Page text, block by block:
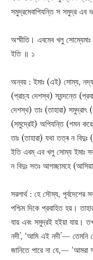
সমুদ্রমেবাপিযন্তি স সমুদ্র এব
অস্মীতি। এবমেব খলু
ইতি ॥ ১
অন্বয় : ইমাঃ (এই) সোম্য,
(প্রাচ্য দেশস্থ) স্যন্দন্তে
দেশস্থ) তাঃ (তাহারা)
(সমুদ্রেই) অপিযন্তি (গমন
তাঃ (তাহারা) যথা তত্ৰ ন
ইতি এবম্ এব খলু সোম্য ইমাঃ
ন বিদুঃ সতঃ আগচ্ছামহে
সরলার্থ : হে সৌম্য, পূর্বদেশের
পশ্চিম দিকে প্রবাহিত হয়।
যায় এবং সমুদ্রই হইয়া যায়।
নদী’, ‘আমি এই নদী’—
জানিতে পারে না যে,— ‘আমরা